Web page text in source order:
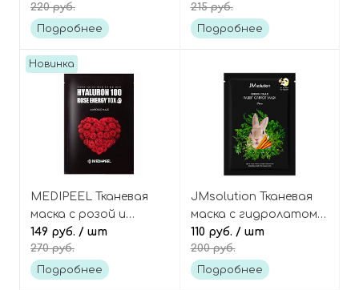
collagen firming glow
mask
220 руб.
Подробнее
маска и крем Marine
Luminous Pearl Deep
215 руб.
Подробнее
Новинка
MEDIPEEL Тканевая
маска с розой и
гиалуроновой
кислотой, Hyaluron
rose energy tox
149 руб. / шт
270 руб.
Подробнее
JMsolution Тканевая
маска с гидролатом
моркови и травами
Green Dear Rabbit
Carrot Mask
110 руб. / шт
200 руб.
Подробнее